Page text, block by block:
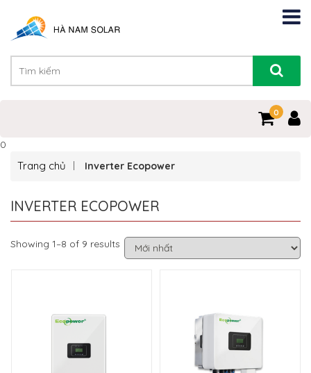
0
0
Trang chủ Inverter Ecopower
INVERTER ECOPOWER
Showing 1–8 of 9 results